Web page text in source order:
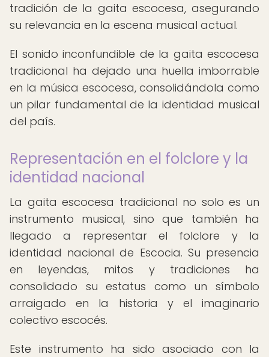
tradición de la gaita escocesa, asegurando
su relevancia en la escena musical actual.
El sonido inconfundible de la gaita escocesa
tradicional ha dejado una huella imborrable
en la música escocesa, consolidándola como
un pilar fundamental de la identidad musical
del país.
Representación en el folclore y la
identidad nacional
La gaita escocesa tradicional no solo es un
instrumento musical, sino que también ha
llegado a representar el folclore y la
identidad nacional de Escocia. Su presencia
en leyendas, mitos y tradiciones ha
consolidado su estatus como un símbolo
arraigado en la historia y el imaginario
colectivo escocés.
Este instrumento ha sido asociado con la